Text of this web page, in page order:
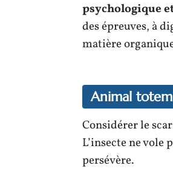
psychologique
des épreuves, à
matière
Animal
Considérer le
L’insecte ne
persévère.